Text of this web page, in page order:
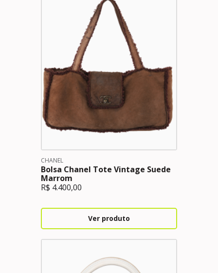
CHANEL
Bolsa Chanel Tote Vintage Suede
Marrom
R$ 4.400,00
Ver produto